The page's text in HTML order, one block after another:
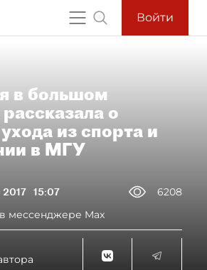
Войти
в большом
о
из спорта и
в МГУ
2017 15:07
6208
мессенджере Max